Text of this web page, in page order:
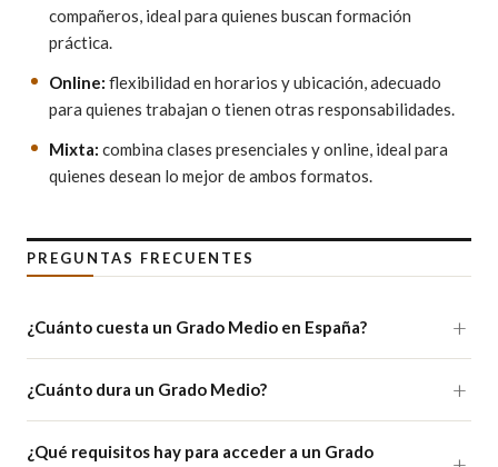
compañeros, ideal para quienes buscan formación
práctica.
Online: flexibilidad en horarios y ubicación, adecuado
para quienes trabajan o tienen otras responsabilidades.
Mixta: combina clases presenciales y online, ideal para
quienes desean lo mejor de ambos formatos.
PREGUNTAS FRECUENTES
¿Cuánto cuesta un Grado Medio en España?
¿Cuánto dura un Grado Medio?
¿Qué requisitos hay para acceder a un Grado